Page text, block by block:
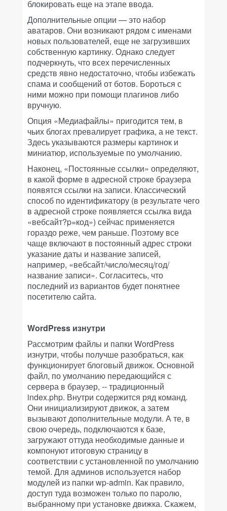
блокировать еще на этапе ввода.
Дополнительные опции — это набор
аватаров. Они возникают рядом с именами
новых пользователей, еще не загрузивших
собственную картинку. Однако следует
подчеркнуть, что всех перечисленных
средств явно недостаточно, чтобы избежать
спама и сообщений от ботов. Бороться с
ними можно при помощи плагинов либо
вручную.
Опция «Медиафайлы» пригодится тем, в
чьих блогах превалирует графика, а не текст.
Здесь указываются размеры картинок и
миниатюр, используемые по умолчанию.
Наконец, «Постоянные ссылки» определяют,
в какой форме в адресной строке браузера
появятся ссылки на записи. Классический
способ по идентификатору (в результате чего
в адресной строке появляется ссылка вида
«вебсайт?p=код») сейчас применяется
гораздо реже, чем раньше. Поэтому все
чаще включают в постоянный адрес строки
указание даты и название записей,
например, «вебсайт/число/месяц/год/
название записи». Согласитесь, что
последний из вариантов будет понятнее
посетителю сайта.
WordPress изнутри
Рассмотрим файлы и папки WordPress
изнутри, чтобы получше разобраться, как
функционирует блоговый движок. Основной
файл, по умолчанию передающийся с
сервера в браузер, -- традиционный
index.php. Внутри содержится ряд команд.
Они инициализируют движок, а затем
вызывают дополнительные модули. А те, в
свою очередь, подключаются к базе,
загружают оттуда необходимые данные и
компонуют итоговую страницу в
соответствии с установленной по умолчанию
темой. Для админов используется набор
модулей из папки wp-admin. Как правило,
доступ туда возможен только по паролю,
выбранному при установке движка. Скажем,